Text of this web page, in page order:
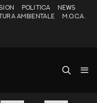
POLITICA
NEWS
AMBIENTALE M.O.C.A.